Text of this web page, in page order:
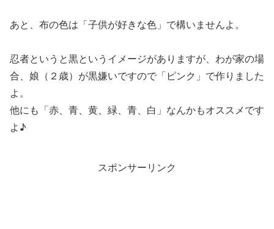
あと、布の色は「子供が好きな色」で構いませんよ。
忍者というと黒というイメージがありますが、わが家の場
合、娘（２歳）が黒嫌いですので「ピンク」で作りました
よ。
他にも「赤、青、黄、緑、青、白」なんかもオススメです
よ♪
スポンサーリンク